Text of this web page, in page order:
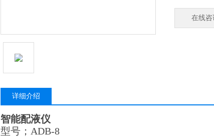
在线咨
详细介绍
智能配液仪
型号；ADB-8